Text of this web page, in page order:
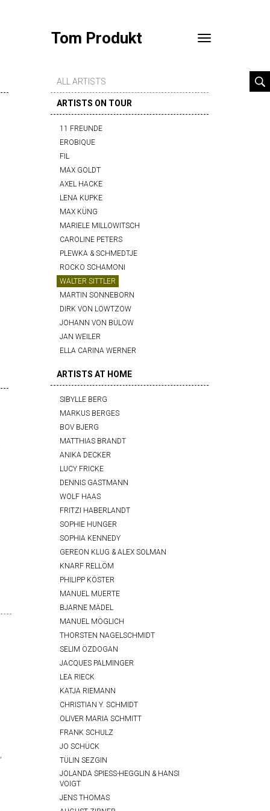
Tom Produkt
Toggle
ALL ARTISTS
ARTISTS ON TOUR
11 FREUNDE
EROBIQUE
FIL
MAX GOLDT
AXEL HACKE
LENA KUPKE
MAX KÜNG
MARIELE MILLOWITSCH
CAROLINE PETERS
PLEWKA & SCHMEDTJE
ROCKO SCHAMONI
WALTER SITTLER
MARTIN SONNEBORN
DIRK VON LOWTZOW
JOHANN VON BÜLOW
JAN WEILER
ELLA CARINA WERNER
ARTISTS AT HOME
SIBYLLE BERG
MARKUS BERGES
BOV BJERG
MATTHIAS BRANDT
ANIKA DECKER
LUCY FRICKE
DENNIS GASTMANN
WOLF HAAS
FRITZI HABERLANDT
SOPHIE HUNGER
SOPHIA KENNEDY
GEREON KLUG & ALEX SOLMAN
KNARF RELLÖM
PHILIPP KÖSTER
MANUEL MUERTE
BJARNE MÄDEL
MANUEL MÖGLICH
THORSTEN NAGELSCHMIDT
SELIM ÖZDOGAN
JACQUES PALMINGER
LEA RIECK
KATJA RIEMANN
CHRISTIAN Y. SCHMIDT
OLIVER MARIA SCHMITT
FRANK SCHULZ
JO SCHÜCK
TÜLIN SEZGIN
JOLANDA SPIESS-HEGGLIN & HANSI
VOIGT
JENS THOMAS